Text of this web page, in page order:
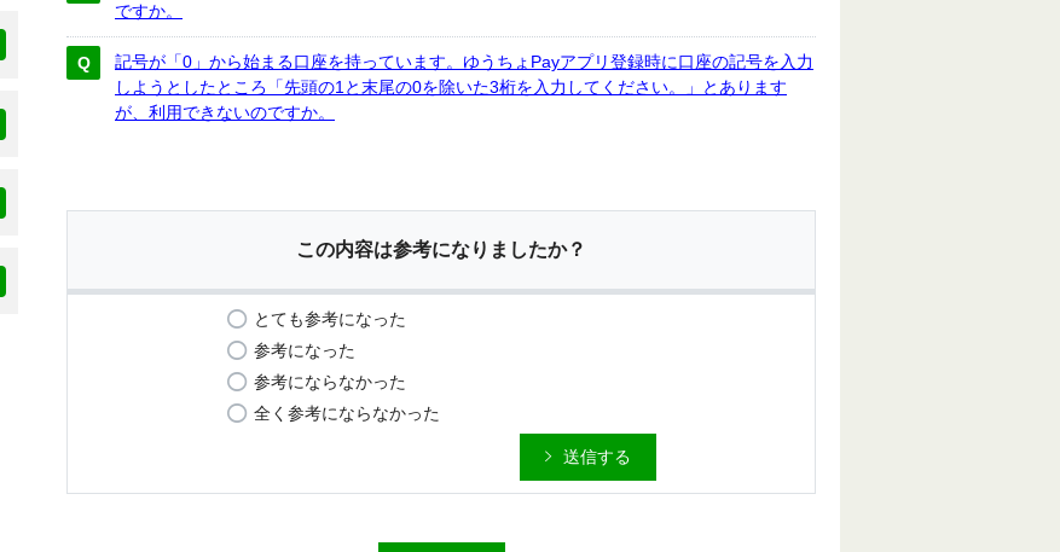
ですか。
記号が「0」から始まる口座を持っています。ゆうちょPayアプリ登録時に口座の記号を入力
しようとしたところ「先頭の1と末尾の0を除いた3桁を入力してください。」とあります
が、利用できないのですか。
この内容は参考になりましたか？
とても参考になった
参考になった
参考にならなかった
全く参考にならなかった
送信する